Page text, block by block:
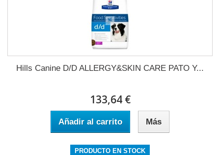
Hills Canine D/D ALLERGY&SKIN CARE PATO Y...
133,64 €
Añadir al carrito Más
PRODUCTO EN STOCK